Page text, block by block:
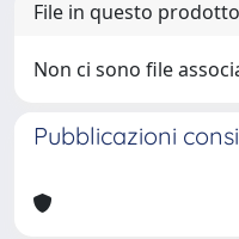
File in questo
Non ci sono file
Pubblicazioni